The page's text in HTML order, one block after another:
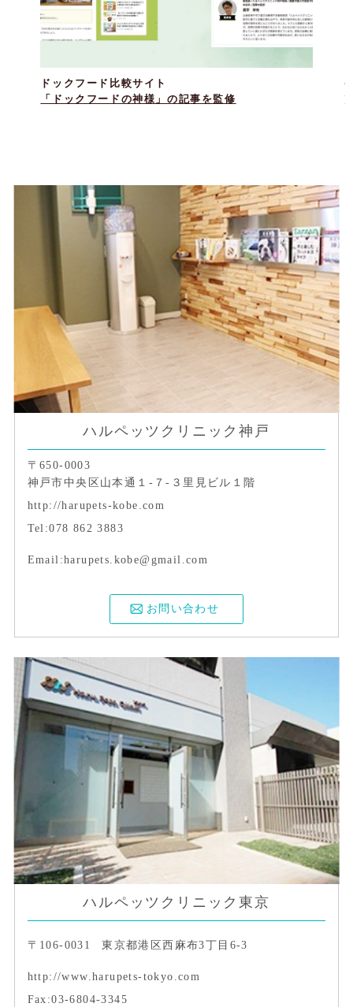
ドックフード比較サイト
「ドックフードの神様」の記事を監修
ハルペッツクリニック神戸
〒650-0003
神戸市中央区山本通１-７-３里見ビル１階
http://harupets-kobe.com
Tel:078 862 3883
Email:harupets.kobe@gmail.com
お問い合わせ
ハルペッツクリニック東京
〒106-0031 東京都港区西麻布3丁目6-3
http://www.harupets-tokyo.com
Fax:03-6804-3345